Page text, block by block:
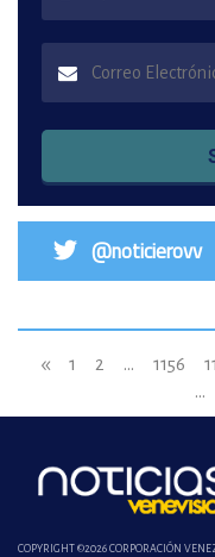
@noticierovv
« 1 2 ... 1156
...
COPYRIGHT ©2026 CORPORACIÓN